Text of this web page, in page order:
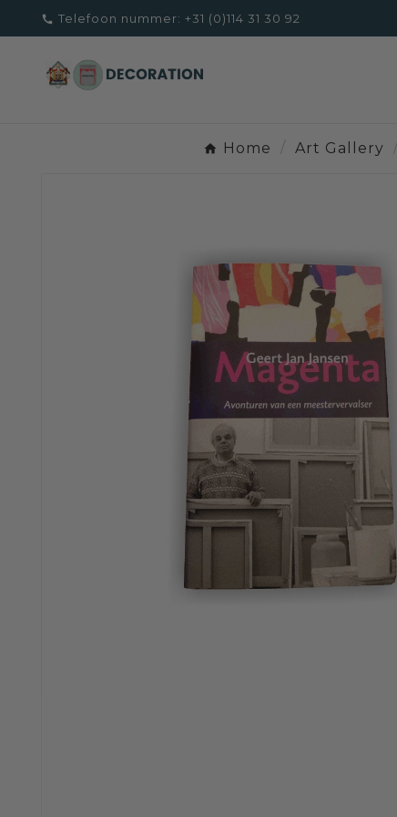
 Telefoon nummer: +31 (0)114 31 30 92
Home Art Gallery